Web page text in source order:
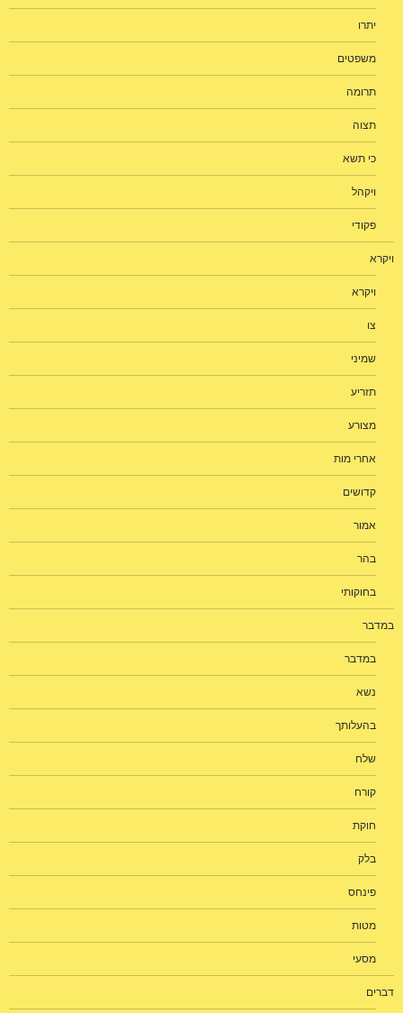
יתרו
משפטים
תרומה
תצוה
כי תשא
ויקהל
פקודי
ויקרא
ויקרא
צו
שמיני
תזריע
מצורע
אחרי מות
קדושים
אמור
בהר
בחוקותי
במדבר
במדבר
נשא
בהעלותך
שלח
קורח
חוקת
בלק
פינחס
מטות
מסעי
דברים